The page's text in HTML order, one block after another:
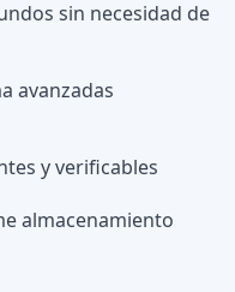
sin necesidad de
avanzadas
y verificables
almacenamiento